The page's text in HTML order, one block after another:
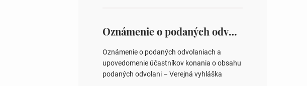
Oznámenie o podaných odvolaniach a upovedomenie účastníkov konania o obsahu podaných odvolani – Verejná vyhláška
Oznámenie o podaných odvolaniach a
upovedomenie účastníkov konania o obsahu
podaných odvolani – Verejná vyhláška